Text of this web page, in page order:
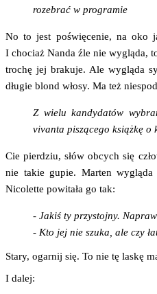
roze­brać w programie
No to jest poświę­ce­nie, na oko
I cho­ciaż Nan­da źle nie wyglą­da,
tro­chę jej bra­ku­je. Ale wyglą­da
dłu­gie blond wło­sy. Ma też
Z wie­lu kan­dy­da­tów
vivan­ta piszą­ce­go książ­kę o
Cie pier­dziu, słów obcych się
nie takie gupie. Mar­ten
Nico­let­te powi­ta­ła go tak:
- Jakiś ty przy­stoj­ny.
- Kto jej nie szu­ka, ale czy
Sta­ry, ogar­nij się. To nie tę laskę
I dalej: